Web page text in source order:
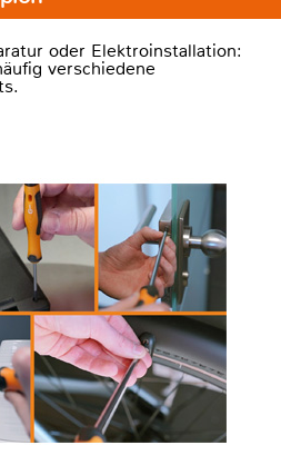
oder Elektroinstallation:
verschiedene